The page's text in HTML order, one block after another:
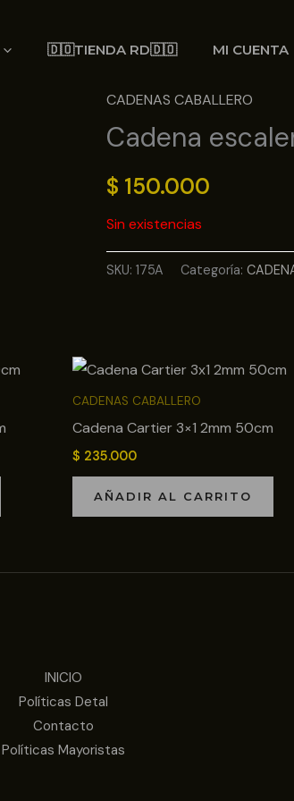
🇩🇴TIENDA RD🇩🇴 MI CUENTA
CADENAS CABALLERO
Cadena
$ 150.000
Sin existencias
SKU: 175A Categoría:
CADENAS CABALLERO
Cadena Cartier 3×1 2mm 50cm
$ 235.000
AÑADIR AL CARRITO
INICIO
Políticas Detal
Contacto
Políticas Mayoristas